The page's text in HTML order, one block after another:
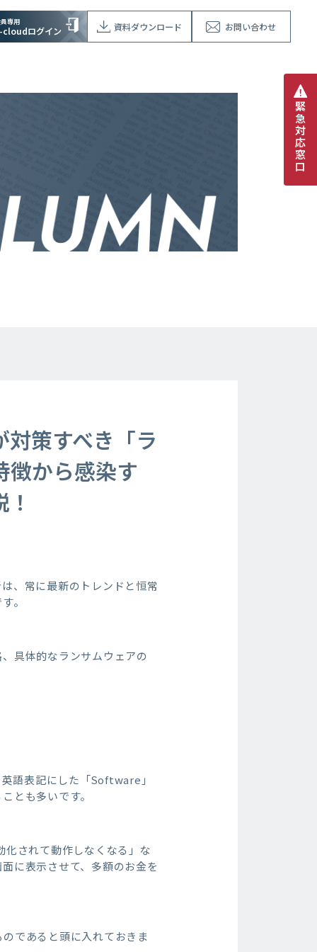
専用
cloudログイン 資料ダウンロード お問い合わせ
緊
急
対
応
窓
口
策すべき「ラ
徴から感染す
、常に最新のトレンドと恒常
。
具体的なランサムウェアの
語表記にした「Software」
とも多いです。
されて動作しなくなる」な
に表示させて、多額のお金を
であると頭に入れておきま